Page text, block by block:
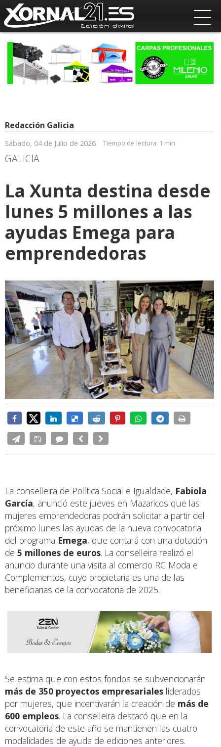
Redacción Galicia
Sábado, 04 de Julio de 2026 Tiempo de lectura: 1 min
GALICIA
La Xunta destina desde
lunes 5 millones a las
ayudas Emega para
emprendedoras
La conselleira de Política Social e Igualdade, Fabiola
García, anunció este jueves en Mazaricos que las
mujeres emprendedoras podrán solicitar a partir del
próximo lunes las ayudas de la nueva convocatoria
del programa Emega, que contará con una dotación
de 5 millones de euros. La conselleira realizó el
anuncio durante una visita al comercio RC Moda e
Complementos, cuyo propietaria es una de las
beneficiarias de la convocatoria de 2025.
Se estima que con estos fondos se subvencionarán
más de 350 proyectos empresariales liderados
por mujeres, que incentivarán la creación de más de
600 empleos. La conselleira destacó que en la
convocatoria de este año se mantienen las cuatro
modalidades de ayuda de ediciones anteriores.